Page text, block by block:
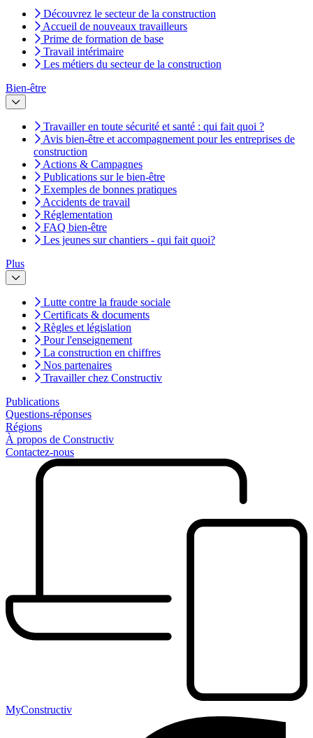
Découvrez le secteur de la construction
Accueil de nouveaux travailleurs
Prime de formation de base
Travail intérimaire
Les métiers du secteur de la construction
Bien-être
Travailler en toute sécurité et santé : qui fait quoi ?
Avis bien-être et accompagnement pour les entreprises de
construction
Actions & Campagnes
Publications sur le bien-être
Exemples de bonnes pratiques
Accidents de travail
Réglementation
FAQ bien-être
Les jeunes sur chantiers - qui fait quoi?
Plus
Lutte contre la fraude sociale
Certificats & documents
Règles et législation
Pour l'enseignement
La construction en chiffres
Nos partenaires
Travailler chez Constructiv
Publications
Questions-réponses
Régions
À propos de Constructiv
Contactez-nous
MyConstructiv